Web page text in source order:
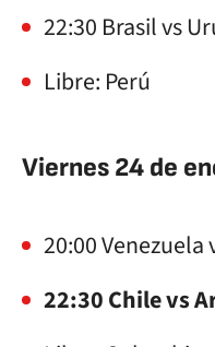
22:30 Brasil vs
Libre: Perú
Viernes 24 de
20:00 Venezuela
22:30 Chile vs